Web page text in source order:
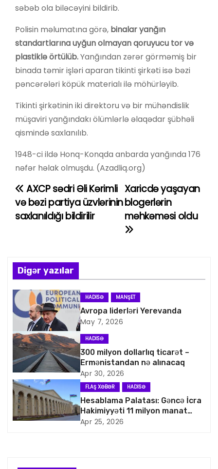
səbəb ola biləcəyini bildirib.
Polisin məlumatına görə, binalar yanğın
standartlarına uyğun olmayan qoruyucu tor və
plastiklə örtülüb.Yanğından zərər görməmiş bir
binada təmir işləri aparan tikinti şirkəti isə bəzi
pəncərələri köpük materialı ilə möhürləyib.
Tikinti şirkətinin iki direktoru və bir mühəndislik
müşaviri yanğındakı ölümlərlə əlaqədar şübhəli
qismində saxlanılıb.
1948-ci ildə Honq-Konqda anbarda yanğında 176
nəfər həlak olmuşdu. (Azadliq.org)
Y
a
n
a
v
i
q
a
s
i
Xaricdə yaşayan
blogerlərin
məhkəməsi oldu
AXCP sədri Əli Kərimli
və bəzi partiya üzvlərinin
saxlanıldığı bildirilir
Digər yazılar
HADISƏ MANŞET
Avropa liderləri Yerevanda
May 7, 2026
HADISƏ
300 milyon dollarlıq ticarət –
Ermənistandan nə alınacaq
Apr 30, 2026
FLAŞ XƏBƏR HADISƏ
Hesablama Palatası: Gəncə İcra
Hakimiyyəti 11 milyon manat
artıq xərcləyib
Apr 25, 2026